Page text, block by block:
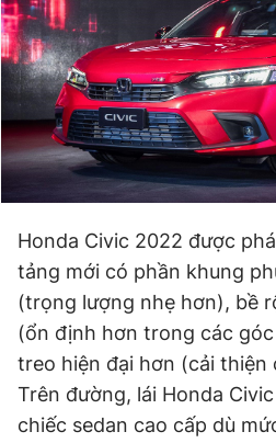
Đọc Thanh Niên trên điện
Theo dõi báo trên
Hotline
0906 645 777
Đặt báo Quảng cáo RSS
Honda Civic 2022 được
tảng mới có phần khung
(trọng lượng nhẹ hơn), bề
(ổn định hơn trong các
treo hiện đại hơn (cải thiện
Trên đường, lái Honda
chiếc sedan cao cấp dù